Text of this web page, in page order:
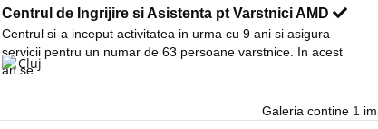
Centrul de Ingrijire si Asistenta pt Varstnici AMD
Centrul si-a inceput activitatea in urma cu 9 ani si asigura
servicii pentru un numar de 63 persoane varstnice. In acest
an se...
Cluj
Galeria contine 1